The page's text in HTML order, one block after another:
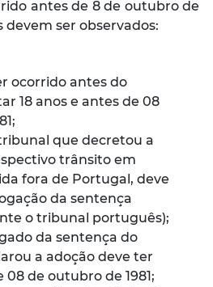
antes de 8 de outubro de
devem ser observados:
ocorrido antes do
18 anos e antes de 08
que decretou a
trânsito em
fora de Portugal, deve
da sentença
o tribunal português);
da sentença do
a adoção deve ter
de outubro de 1981;